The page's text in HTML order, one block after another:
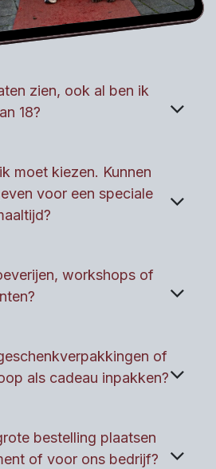
zien, ook al ben ik
18?
moet kiezen. Kunnen
voor een speciale
workshops of
of
als cadeau inpakken?
bestelling plaatsen
of voor ons bedrijf?